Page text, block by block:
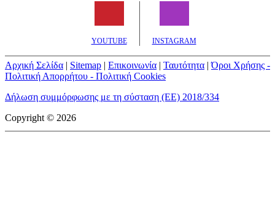
YOUTUBE INSTAGRAM
Αρχική Σελίδα | Sitemap | Επικοινωνία | Ταυτότητα |Όροι Χρήσης -
Πολιτική Απορρήτου - Πολιτική Cookies
Δήλωση συμμόρφωσης με τη σύσταση (ΕΕ) 2018/334
Copyright © 2026